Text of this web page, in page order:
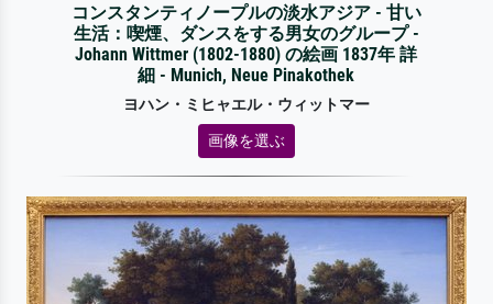
コンスタンティノープルの淡水アジア - 甘い
生活：喫煙、ダンスをする男女のグループ -
Johann Wittmer (1802-1880) の絵画 1837年 詳
細 - Munich, Neue Pinakothek
ヨハン・ミヒャエル・ウィットマー
画像を選ぶ